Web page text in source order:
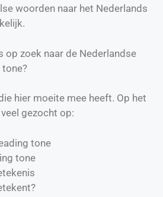
woorden naar het Nederlands
op zoek naar de Nederlandse
tone?
hier moeite mee heeft. Op het
gezocht op:
tone
tone